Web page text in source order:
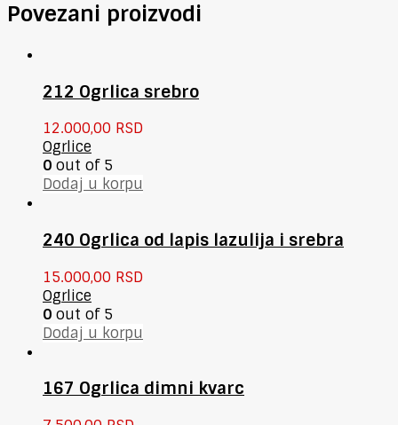
Povezani proizvodi
212 Ogrlica srebro
12.000,00 RSD
Ogrlice
0 out of 5
Dodaj u korpu
240 Ogrlica od lapis lazulija i srebra
15.000,00 RSD
Ogrlice
0 out of 5
Dodaj u korpu
167 Ogrlica dimni kvarc